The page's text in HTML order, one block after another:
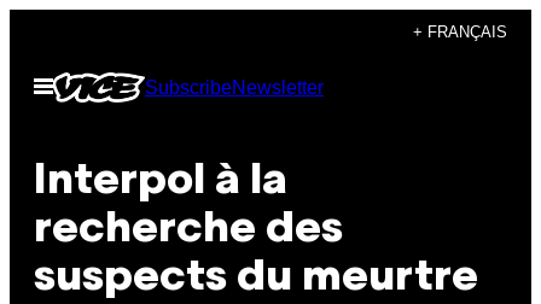
content
+ FRANÇAIS
Open
Menu
SubscribeNewsletter
Interpol à la
recherche des
suspects du meurtre